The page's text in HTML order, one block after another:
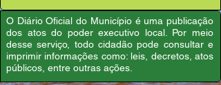
O Diário Oficial do Município é uma publicação
dos atos do poder executivo local. Por meio
desse serviço, todo cidadão pode consultar e
imprimir informações como: leis, decretos, atos
públicos, entre outras ações.